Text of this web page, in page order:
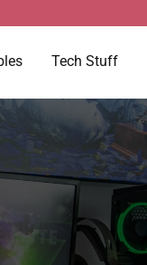
Tech Stuff